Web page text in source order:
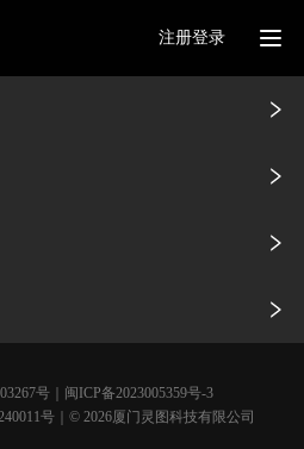
注册登录
号
闽ICP备2023005359号-3
号｜© 2026厦门灵图科技有限公司